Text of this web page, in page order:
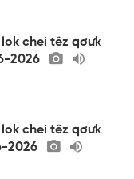
lok chei têz qơưk
2026
chei têz qơưk
2026